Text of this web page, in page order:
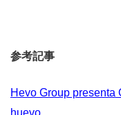
参考記事
Hevo Group presenta
huevo